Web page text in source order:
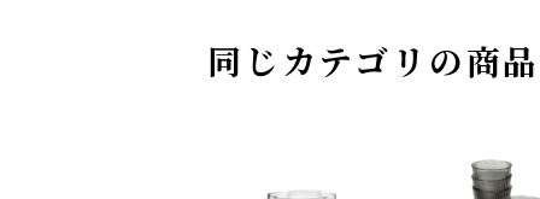
同じカテゴリの商品